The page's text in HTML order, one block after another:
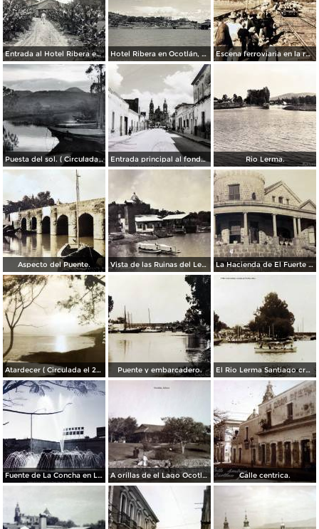
Entrada al Hotel Ribera en Ocotlán, Jalisco. Hotel Ribera en Ocotlán, Jalisco. Escena ferroviaria en la ruta Guadalajara Ocotlán, Jalisco
Puesta del sol. ( Circulada el 26 de Junio de 1941 ). Entrada principal al fondo la parroquia Ocotlán, Jalisco ( Circulada el 10 de Febrero de 1964 ). Rio Lerma.
Aspecto del Puente. Vista de las Ruinas del Lermal La Hacienda de El Fuerte Ocotlán, Jalisco ( Circulada el 22 de Septiembre de 1924 ).
Atardecer ( Circulada el 23 de Diciembre de 1939 ). Puente y embarcadero. El Rio Lerma Santiago cruzando por Ocotlán, Jalisco ( Circulada el 22 de Septiembre de 1924 ).
Fuente de La Concha en La Plaza Ninos Heroes Ocotlán, Jalisco. A orillas de el Lago Ocotlán, Jalisco. Calle centrica.